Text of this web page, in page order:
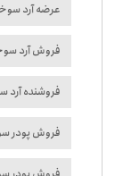
عرضه آرد
فروش آرد
فروشنده آرد
فروش پودر